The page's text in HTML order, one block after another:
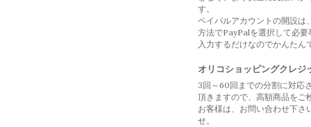
す。
ペイパルアカウントの開設は
方法でPayPalを選択して必要
入力するだけなのでかんたん
オリコショッピングクレジ
3回～60回までの分割に対応
頂きますので、高額商品をご
お客様は、お問い合わせ下さ
せ。